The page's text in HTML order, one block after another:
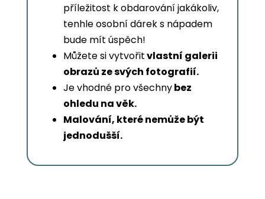
příležitost k obdarování jakákoliv,
tenhle osobní dárek s nápadem
bude mít úspěch!
Můžete si vytvořitvlastní galerii
obrazů ze svých fotografií.
Je vhodné pro všechnybez
ohledu na věk.
Malování, které nemůže být
jednodušší.